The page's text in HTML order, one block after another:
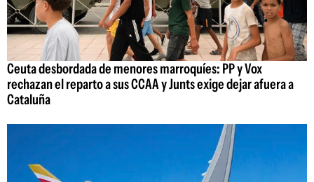
Ceuta desbordada de menores marroquíes: PP y Vox
rechazan el reparto a sus CCAA y Junts exige dejar afuera a
Cataluña